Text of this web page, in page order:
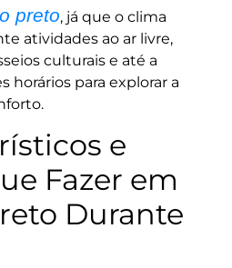
preto, já que o clima
atividades ao ar livre,
culturais e até a
horários para explorar a
e
Fazer em
Durante